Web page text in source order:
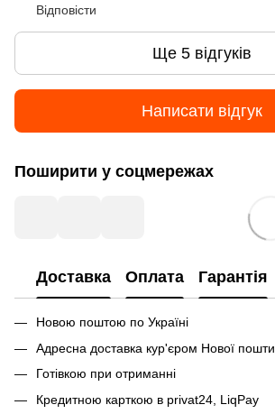
Відповісти
Ще 5 відгуків
Написати відгук
Поширити у соцмережах
Доставка Оплата Гарантія
Новою поштою по Україні
Адресна доставка кур'єром Нової пошти
Готівкою при отриманні
Кредитною карткою в privat24, LiqPay